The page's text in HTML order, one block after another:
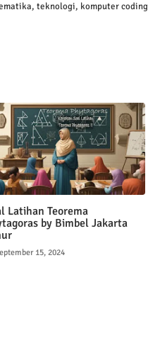
teknologi, komputer coding
Latihan Teorema
by Bimbel Jakarta
15, 2024